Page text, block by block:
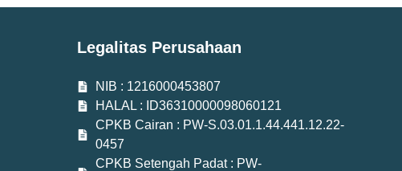
Legalitas Perusahaan
NIB : 1216000453807
HALAL : ID36310000098060121
CPKB Cairan : PW-S.03.01.1.44.441.12.22-
0457
CPKB Setengah Padat : PW-